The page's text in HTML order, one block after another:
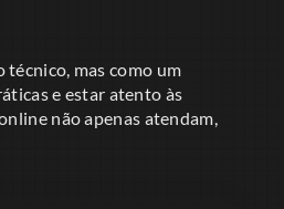
técnico, mas como um
e estar atento às
não apenas atendam,